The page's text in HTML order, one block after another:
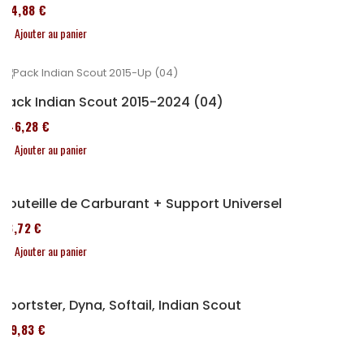
114,88 €
Ajouter au panier
Pack Indian Scout 2015-2024 (04)
246,28 €
Ajouter au panier
Bouteille de Carburant + Support Universel
53,72 €
Ajouter au panier
Sportster, Dyna, Softail, Indian Scout
119,83 €